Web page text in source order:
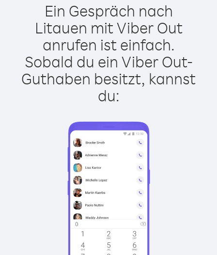
Ein Gespräch nach
Litauen mit Viber Out
anrufen ist einfach.
Sobald du ein Viber Out-
Guthaben besitzt, kannst
du: